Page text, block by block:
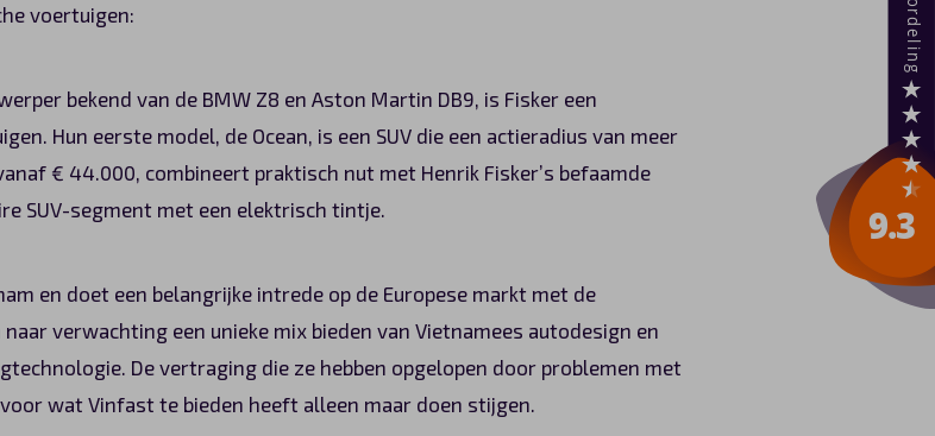
voertuigen:
bekend van de BMW Z8 en Aston Martin DB9, is Fisker een
Hun eerste model, de Ocean, is een SUV die een actieradius van meer
€ 44.000, combineert praktisch nut met Henrik Fisker’s befaamde
SUV-segment met een elektrisch tintje.
en doet een belangrijke intrede op de Europese markt met de
verwachting een unieke mix bieden van Vietnamees autodesign en
De vertraging die ze hebben opgelopen door problemen met
wat Vinfast te bieden heeft alleen maar doen stijgen.